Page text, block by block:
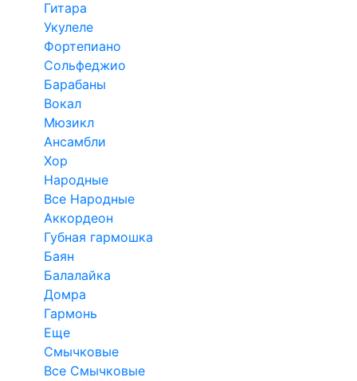
Гитара
Укулеле
Фортепиано
Сольфеджио
Барабаны
Вокал
Мюзикл
Ансамбли
Хор
Народные
Все Народные
Аккордеон
Губная гармошка
Баян
Балалайка
Домра
Гармонь
Еще
Смычковые
Все Смычковые